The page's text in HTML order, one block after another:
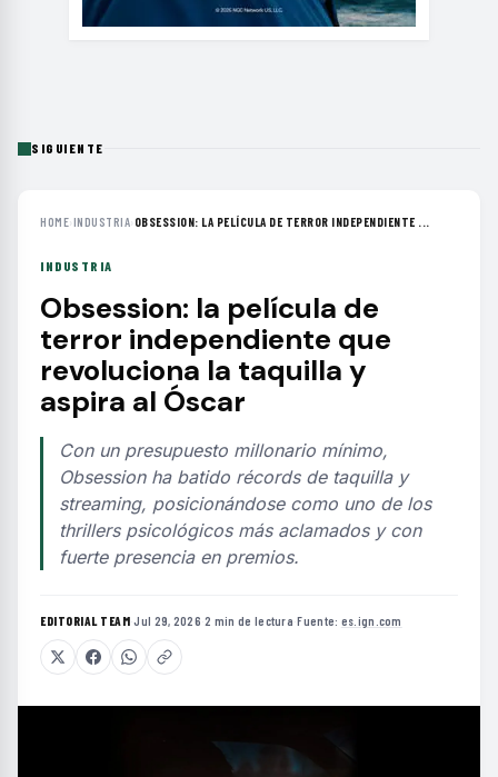
SIGUIENTE
HOME›INDUSTRIA› OBSESSION: LA PELÍCULA DE TERROR INDEPENDIENTE ...
INDUSTRIA
Obsession: la película de
terror independiente que
revoluciona la taquilla y
aspira al Óscar
Con un presupuesto millonario mínimo,
Obsession ha batido récords de taquilla y
streaming, posicionándose como uno de los
thrillers psicológicos más aclamados y con
fuerte presencia en premios.
EDITORIAL TEAM·Jul 29, 2026·2 min de lectura·Fuente: es.ign.com